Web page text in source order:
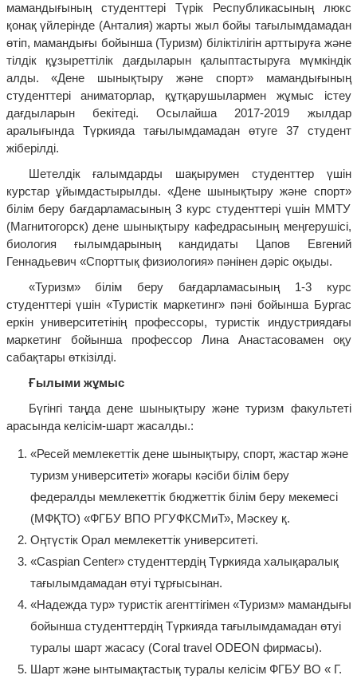
мамандығының студенттері Түрік Республикасының люкс
қонақ үйлерінде (Анталия) жарты жыл бойы тағылымдамадан
өтіп, мамандығы бойынша (Туризм) біліктілігін арттыруға және
тілдік құзыреттілік дағдыларын қалыптастыруға мүмкіндік
алды. «Дене шынықтыру және спорт» мамандығының
студенттері аниматорлар, құтқарушылармен жұмыс істеу
дағдыларын бекітеді. Осылайша 2017-2019 жылдар
аралығында Түркияда тағылымдамадан өтуге 37 студент
жіберілді.
Шетелдік ғалымдарды шақырумен студенттер үшін
курстар ұйымдастырылды. «Дене шынықтыру және спорт»
білім беру бағдарламасының 3 курс студенттері үшін ММТУ
(Магнитогорск) дене шынықтыру кафедрасының меңгерушісі,
биология ғылымдарының кандидаты Цапов Евгений
Геннадьевич «Спорттық физиология» пәнінен дәріс оқыды.
«Туризм» білім беру бағдарламасының 1-3 курс
студенттері үшін «Туристік маркетинг» пәні бойынша Бургас
еркін университетінің профессоры, туристік индустриядағы
маркетинг бойынша профессор Лина Анастасовамен оқу
сабақтары өткізілді.
Ғылыми жұмыс
Бүгінгі таңда дене шынықтыру және туризм факультеті
арасында келісім-шарт жасалды.:
«Ресей мемлекеттік дене шынықтыру, спорт, жастар және
туризм университеті» жоғары кәсіби білім беру
федералды мемлекеттік бюджеттік білім беру мекемесі
(МФҚТО) «ФГБУ ВПО РГУФКСМиТ», Мәскеу қ.
Оңтүстік Орал мемлекеттік университеті.
«Caspian Center» студенттердің Түркияда халықаралық
тағылымдамадан өтуі тұрғысынан.
«Надежда тур» туристік агенттігімен «Туризм» мамандығы
бойынша студенттердің Түркияда тағылымдамадан өтуі
туралы шарт жасасу (Coral travel ODEON фирмасы).
Шарт және ынтымақтастық туралы келісім ФГБУ ВО « Г.